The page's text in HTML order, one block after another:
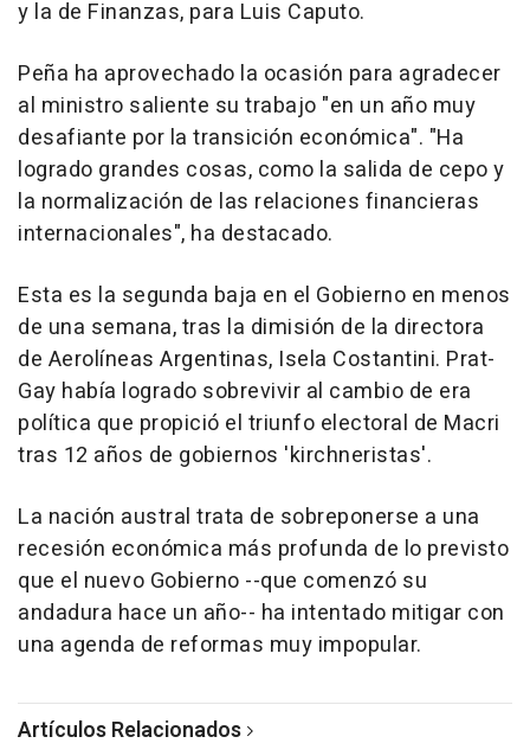
y la de Finanzas, para Luis Caputo.
Peña ha aprovechado la ocasión para agradecer
al ministro saliente su trabajo "en un año muy
desafiante por la transición económica". "Ha
logrado grandes cosas, como la salida de cepo y
la normalización de las relaciones financieras
internacionales", ha destacado.
Esta es la segunda baja en el Gobierno en menos
de una semana, tras la dimisión de la directora
de Aerolíneas Argentinas, Isela Costantini. Prat-
Gay había logrado sobrevivir al cambio de era
política que propició el triunfo electoral de Macri
tras 12 años de gobiernos 'kirchneristas'.
La nación austral trata de sobreponerse a una
recesión económica más profunda de lo previsto
que el nuevo Gobierno --que comenzó su
andadura hace un año-- ha intentado mitigar con
una agenda de reformas muy impopular.
Artículos Relacionados